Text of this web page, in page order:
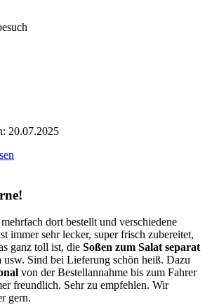
20.07.2025
dort bestellt und verschiedene
immer sehr lecker, super frisch zubereitet,
ganz toll ist, die Soßen zum Salat separat
usw. Sind bei Lieferung schön heiß. Dazu
von der Bestellannahme bis zum Fahrer
freundlich. Sehr zu empfehlen. Wir
gern.